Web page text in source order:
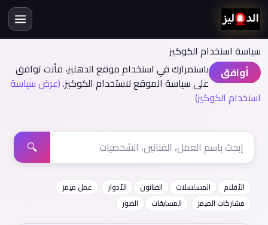
سياسة اسنخدام الكوكيز
أوافق
باستمرارك في استخدام موقع الدهليز، فأنت توافق
على سياسة الموقع لاستخدام الكوكيز.(عرض سياسة
استخدام الكوكيز)
🔍
الأفلام المسلسلات الفنانون الأدوار
عمل ميمز
مشاركات الميمز
المسابقات الصور